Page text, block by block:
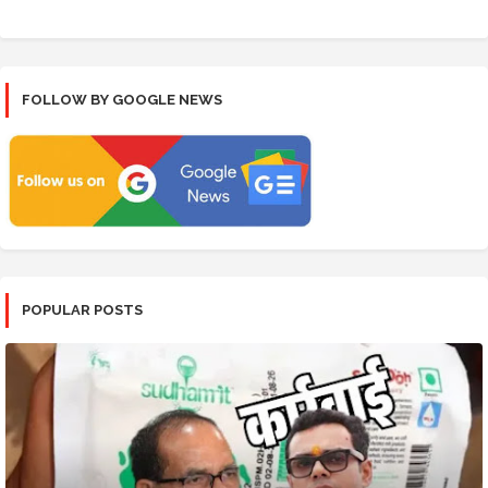
FOLLOW BY GOOGLE NEWS
POPULAR POSTS